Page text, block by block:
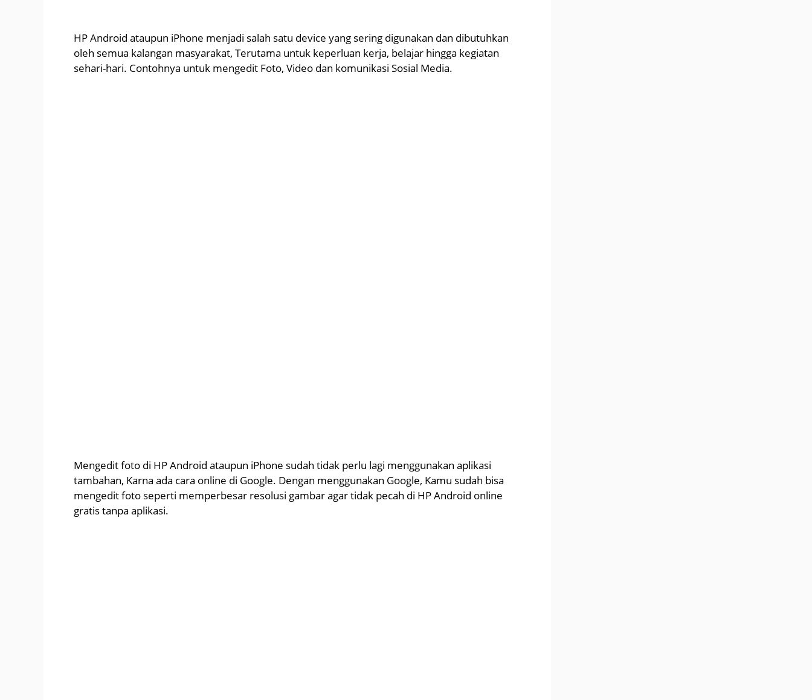
HP Android ataupun iPhone menjadi salah satu device yang sering digunakan dan dibutuhkan
oleh semua kalangan masyarakat, Terutama untuk keperluan kerja, belajar hingga kegiatan
sehari-hari. Contohnya untuk mengedit Foto, Video dan komunikasi Sosial Media.
Mengedit foto di HP Android ataupun iPhone sudah tidak perlu lagi menggunakan aplikasi
tambahan, Karna ada cara online di Google. Dengan menggunakan Google, Kamu sudah bisa
mengedit foto seperti memperbesar resolusi gambar agar tidak pecah di HP Android online
gratis tanpa aplikasi.